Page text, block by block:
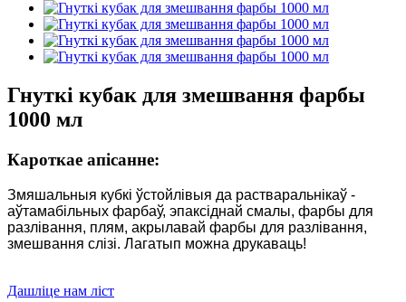
Гнуткі кубак для змешвання фарбы
1000 мл
Кароткае апісанне:
Змяшальныя кубкі ўстойлівыя да растваральнікаў -
аўтамабільных фарбаў, эпаксіднай смалы, фарбы для
разлівання, плям, акрылавай фарбы для разлівання,
змешвання слізі. Лагатып можна друкаваць!
Дашліце нам ліст